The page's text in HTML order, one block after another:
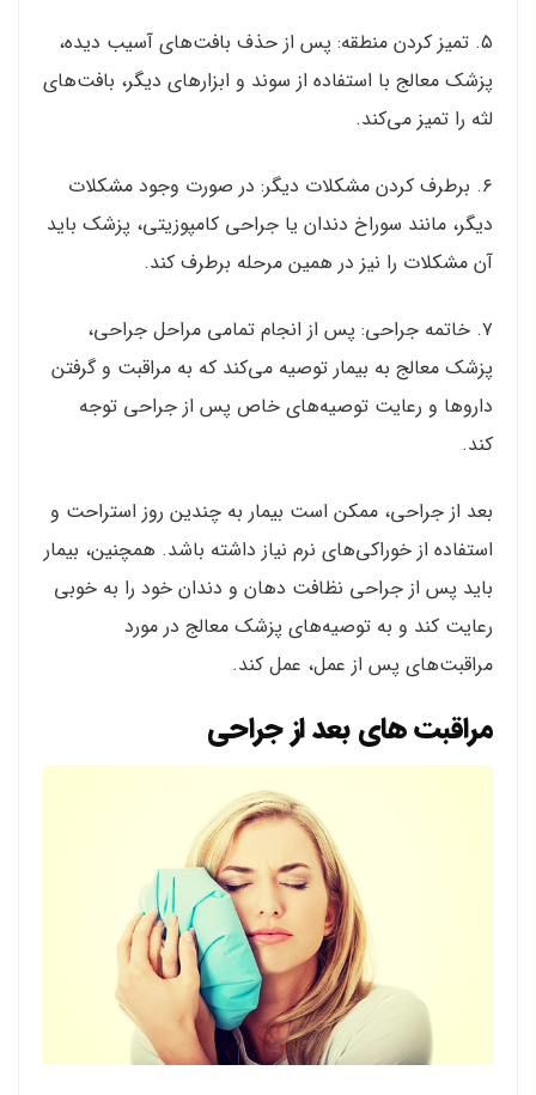
۵. تمیز کردن منطقه: پس از حذف بافت‌های آسیب دیده،
پزشک معالج با استفاده از سوند و ابزارهای دیگر، بافت‌های
لثه را تمیز می‌کند.
۶. برطرف کردن مشکلات دیگر: در صورت وجود مشکلات
دیگر، مانند سوراخ دندان یا جراحی کامپوزیتی، پزشک باید
آن مشکلات را نیز در همین مرحله برطرف کند.
۷. خاتمه جراحی: پس از انجام تمامی مراحل جراحی،
پزشک معالج به بیمار توصیه می‌کند که به مراقبت و گرفتن
داروها و رعایت توصیه‌های خاص پس از جراحی توجه
کند.
بعد از جراحی، ممکن است بیمار به چندین روز استراحت و
استفاده از خوراکی‌های نرم نیاز داشته باشد. همچنین، بیمار
باید پس از جراحی نظافت دهان و دندان خود را به خوبی
رعایت کند و به توصیه‌های پزشک معالج در مورد
مراقبت‌های پس از عمل، عمل کند.
مراقبت های بعد از جراحی